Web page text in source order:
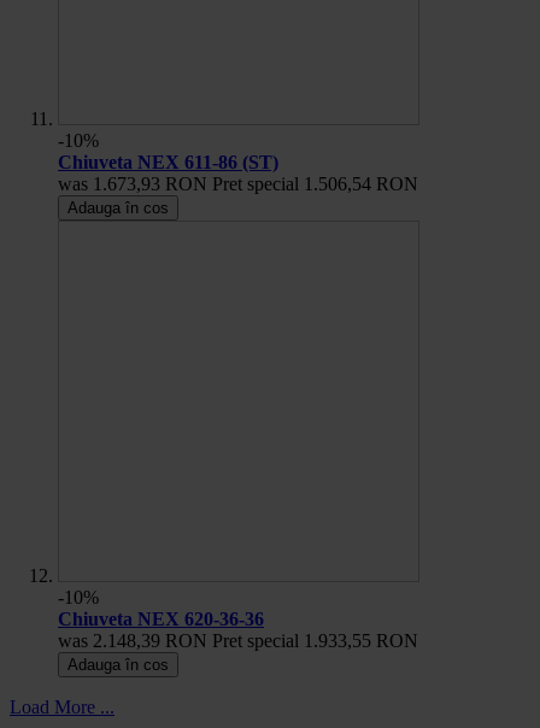
-10%
Chiuveta NEX 611-86 (ST)
was 1.673,93 RON Pret special 1.506,54 RON
Adauga în cos
-10%
Chiuveta NEX 620-36-36
was 2.148,39 RON Pret special 1.933,55 RON
Adauga în cos
Load More ...